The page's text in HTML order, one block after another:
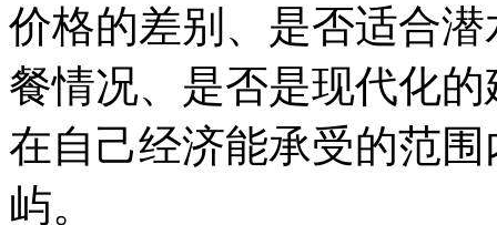
价格的差别、是否适合
餐情况、是否是现代化
在自己经济能承受的范
屿。